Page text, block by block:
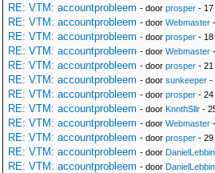
RE: VTM: accountprobleem - door prosper - 17
RE: VTM: accountprobleem - door Webmaster
RE: VTM: accountprobleem - door prosper - 18
RE: VTM: accountprobleem - door Webmaster
RE: VTM: accountprobleem - door prosper - 21
RE: VTM: accountprobleem - door sunkeeper -
RE: VTM: accountprobleem - door prosper - 24
RE: VTM: accountprobleem - door KnnthSllr -
RE: VTM: accountprobleem - door Webmaster
RE: VTM: accountprobleem - door prosper - 29
RE: VTM: accountprobleem - door
RE: VTM: accountprobleem - door